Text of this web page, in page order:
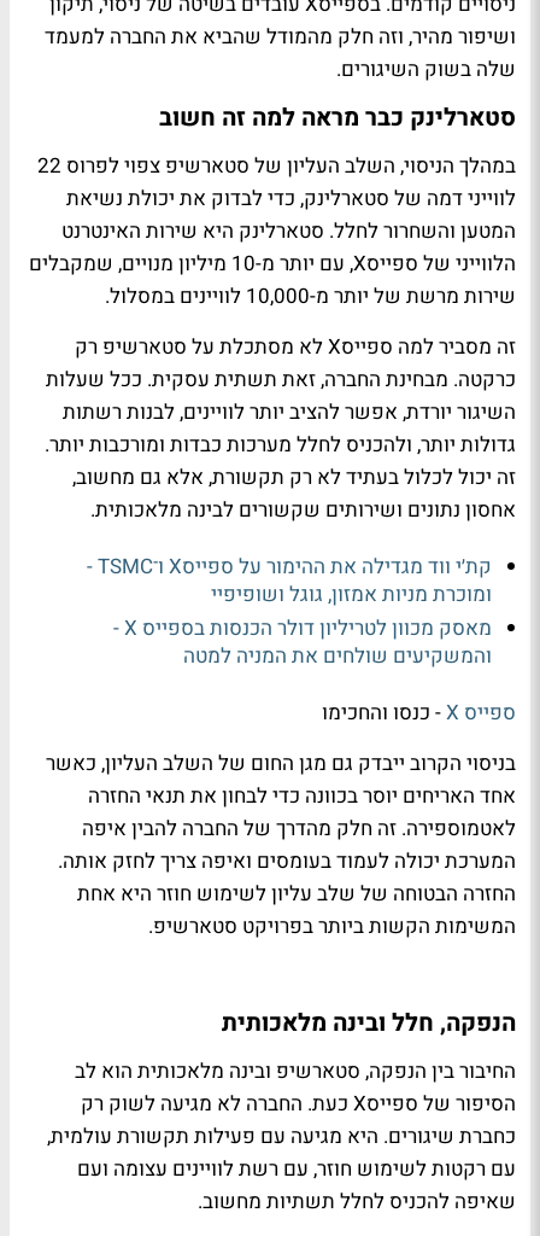
ושיפור מהיר, וזה חלק מהמודל שהביא את החברה למעמד
שלה בשוק השיגורים.
סטארלינק כבר מראה למה זה חשוב
במהלך הניסוי, השלב העליון של סטארשיפ צפוי לפרוס 22
לווייני דמה של סטארלינק, כדי לבדוק את יכולת נשיאת
המטען והשחרור לחלל. סטארלינק היא שירות האינטרנט
הלווייני של ספייסX, עם יותר מ-10 מיליון מנויים, שמקבלים
שירות מרשת של יותר מ-10,000 לוויינים במסלול.
זה מסביר למה ספייסX לא מסתכלת על סטארשיפ רק
כרקטה. מבחינת החברה, זאת תשתית עסקית. ככל שעלות
השיגור יורדת, אפשר להציב יותר לוויינים, לבנות רשתות
גדולות יותר, ולהכניס לחלל מערכות כבדות ומורכבות יותר.
זה יכול לכלול בעתיד לא רק תקשורת, אלא גם מחשוב,
אחסון נתונים ושירותים שקשורים לבינה מלאכותית.
קת׳י ווד מגדילה את ההימור על ספייסX ו־TSMC -
ומוכרת מניות אמזון, גוגל ושופיפיי
מאסק מכוון לטריליון דולר הכנסות בספייס X -
והמשקיעים שולחים את המניה למטה
ספייס X
- כנסו והחכימו
בניסוי הקרוב ייבדק גם מגן החום של השלב העליון, כאשר
אחד האריחים יוסר בכוונה כדי לבחון את תנאי החזרה
לאטמוספירה. זה חלק מהדרך של החברה להבין איפה
המערכת יכולה לעמוד בעומסים ואיפה צריך לחזק אותה.
החזרה הבטוחה של שלב עליון לשימוש חוזר היא אחת
המשימות הקשות ביותר בפרויקט סטארשיפ.
הנפקה, חלל ובינה מלאכותית
החיבור בין הנפקה, סטארשיפ ובינה מלאכותית הוא לב
הסיפור של ספייסX כעת. החברה לא מגיעה לשוק רק
כחברת שיגורים. היא מגיעה עם פעילות תקשורת עולמית,
עם רקטות לשימוש חוזר, עם רשת לוויינים עצומה ועם
שאיפה להכניס לחלל תשתיות מחשוב.